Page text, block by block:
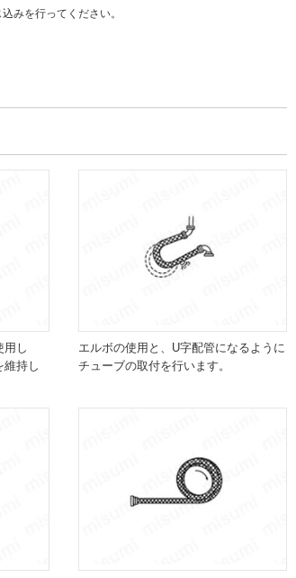
みを行ってください。
用し
維持し
エルボの使用と、U字配管になるように
チューブの取付を行います。